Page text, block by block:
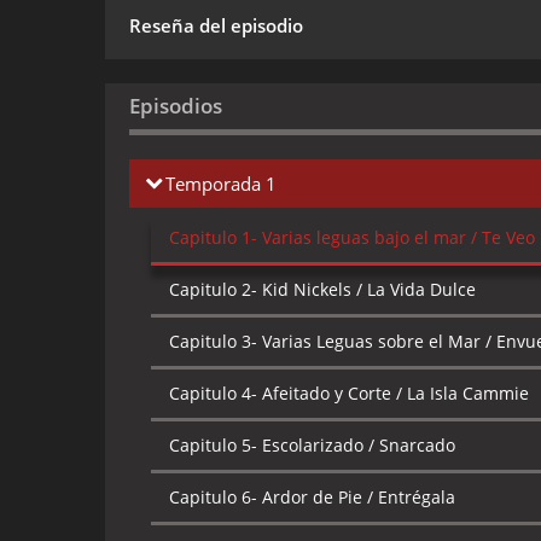
Reseña del episodio
Episodios
Temporada 1
Capitulo 1- Varias leguas bajo el mar / Te Veo
Capitulo 2- Kid Nickels / La Vida Dulce
Capitulo 3- Varias Leguas sobre el Mar /
Capitulo 4- Afeitado y Corte / La Isla Cammie
Capitulo 5- Escolarizado / Snarcado
Capitulo 6- Ardor de Pie / Entrégala